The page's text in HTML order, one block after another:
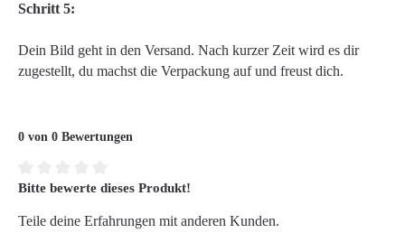
Schritt 5:
Dein Bild geht in den Versand. Nach kurzer Zeit wird es dir
zugestellt, du machst die Verpackung auf und freust dich.
0 von 0 Bewertungen
Durchschnittliche Bewertung von 0 von 5 Sternen
Bitte bewerte dieses Produkt!
Teile deine Erfahrungen mit anderen Kunden.